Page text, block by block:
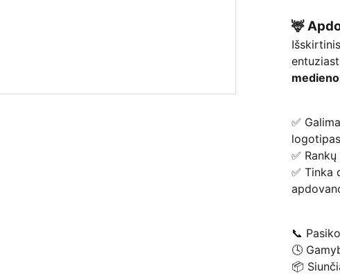
🦌
✅
logotipas
✅
✅ Tinka
📞
🕓
📦